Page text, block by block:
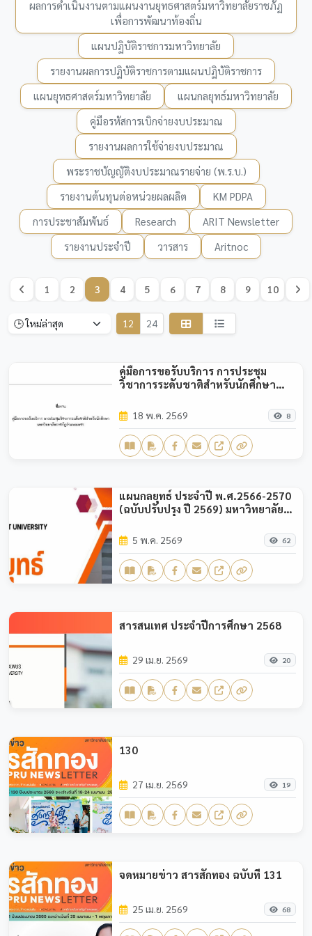
ผลการดำเนินงานตามแผนงานยุทธศาสตร์มหาวิทยาลัยราชภัฏ
เพื่อการพัฒนาท้องถิ่น
แผนปฏิบัติราชการมหาวิทยาลัย
รายงานผลการปฏิบัติราชการตามแผนปฏิบัติราชการ
แผนยุทธศาสตร์มหาวิทยาลัย
แผนกลยุทธ์มหาวิทยาลัย
คู่มือรหัสการเบิกจ่ายงบประมาณ
รายงานผลการใช้จ่ายงบประมาณ
พระราชบัญญัติงบประมาณรายจ่าย (พ.ร.บ.)
รายงานต้นทุนต่อหน่วยผลผลิต
KM PDPA
การประชาสัมพันธ์
Research
ARIT Newsletter
รายงานประจำปี
วารสาร Aritnoc
1 2 3 4 5 6 7 8 9 10
12 24
คู่มือการขอรับบริการ การประชุม
วิชาการระดับชาติสำหรับนักศึกษา
18 พ.ค. 2569 8
แผนกลยุทธ์ ประจำปี พ.ศ.2566-2570
(ฉบับปรับปรุง ปี 2569) มหาวิทยาลัย
5 พ.ค. 2569 62
สารสนเทศ ประจำปีการศึกษา 2568
29 เม.ย. 2569 20
130
27 เม.ย. 2569 19
จดหมายข่าว สารสักทอง ฉบับที่ 131
25 เม.ย. 2569 68